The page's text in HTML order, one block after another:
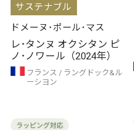
サステナブル
ドメーヌ･ポール･マス
レ･タンヌ オクシタン ピ
ノ･ノワール（2024年）
フランス
ラングドック&ル
ーシヨン